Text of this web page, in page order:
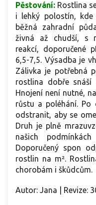
Pěstování: Rostlina
i lehký polostín, kde
běžná zahradní
živná až chudší, s
reakcí, doporučené
6,5-7,5. Výsadba je
Zálivka je potřebná
rostlina dobře snáší
Hnojení není nutné,
růstu a poléhání. Po
odstranit, aby se
Druh je plně
našich
Doporučený spon
rostlin na m².
chorobám i škůdcům.
Autor: Jana | Revize: